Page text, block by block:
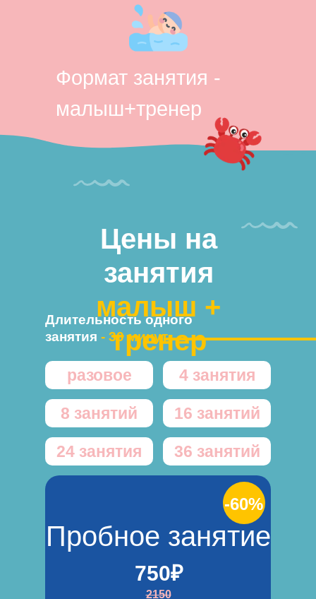
Формат занятия -
малыш+тренер
Цены на
занятия
малыш +
тренер
разовое 4 занятия
8 занятий 16 занятий
24 занятия 36 занятий
Длительность одного
занятия - 30 минут
750₽
2150
Пробное занятие
-60%